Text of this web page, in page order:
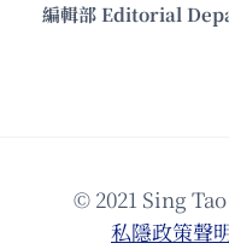
編輯部 Editorial
© 2021 Sing
私隱政策聲